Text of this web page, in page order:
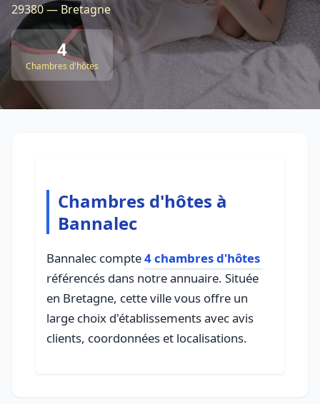
29380 — Bretagne
4
Chambres d'hôtes
Chambres d'hôtes à
Bannalec
Bannalec compte4 chambres d'hôtes
référencés dans notre annuaire. Située
en Bretagne, cette ville vous offre un
large choix d'établissements avec avis
clients, coordonnées et localisations.